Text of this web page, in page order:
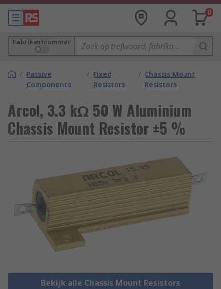
0
Fabrikantnummer
/ Passive
Components
/ Fixed
Resistors
/ Chassis Mount
Resistors
Arcol, 3.3 kΩ 50 W Aluminium
Chassis Mount Resistor ±5 %
Bekijk alle Chassis Mount Resistors